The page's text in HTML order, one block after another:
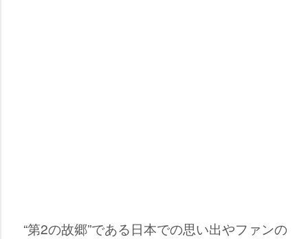
“第2の故郷”である日本での思い出やファンの